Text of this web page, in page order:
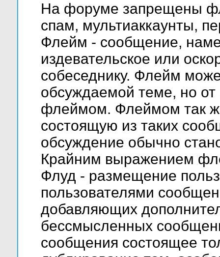
На форуме запрещены
спам, мультиаккаунты,
Флейм - сообщение,
издевательское или
собеседнику. Флейм
обсуждаемой теме, но от
флеймом. Флеймом так
состоящую из таких
обсуждение обычно
Крайним выражением
Флуд - размещение
пользователями
добавляющих
бессмысленных
сообщения состоящее